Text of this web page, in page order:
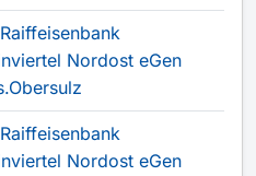
Raiffeisenbank
Nordost eGen
Raiffeisenbank
Nordost eGen